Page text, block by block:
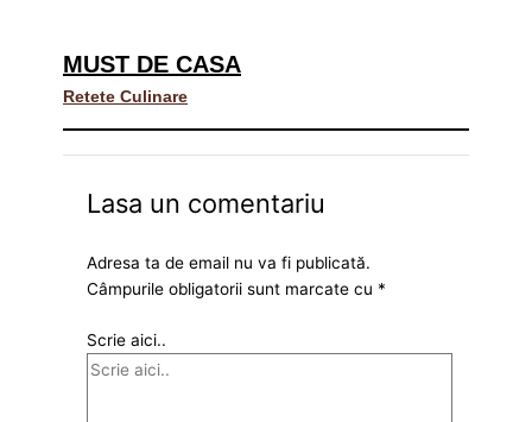
MUST DE CASA
Retete Culinare
Lasa un comentariu
Adresa ta de email nu va fi publicată.
Câmpurile obligatorii sunt marcate cu *
Scrie aici..